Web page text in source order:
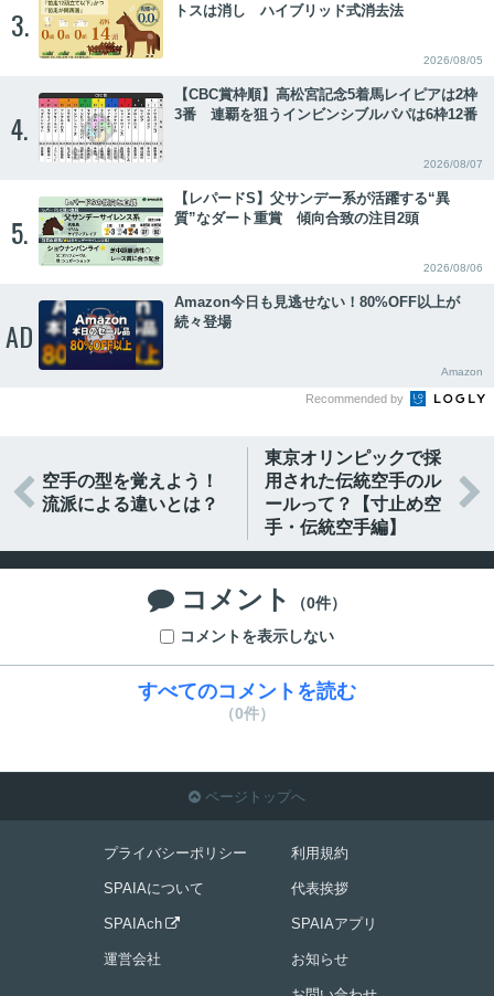
3.
トスは消し ハイブリッド式消去法
2026/08/05
4.
【CBC賞枠順】高松宮記念5着馬レイピアは2枠
3番 連覇を狙うインビンシブルパパは6枠12番
2026/08/07
5.
【レパードS】父サンデー系が活躍する“異
質”なダート重賞 傾向合致の注目2頭
2026/08/06
AD
Amazon今日も見逃せない！80%OFF以上が
続々登場
Amazon
Recommended by
 空手の型を覚えよう！
流派による違いとは？
東京オリンピックで採
用された伝統空手のル
ールって？【寸止め空
手・伝統空手編】

 コメント
（0件）
コメントを表示しない
すべてのコメントを読む
（0件）
 ページトップへ
プライバシーポリシー
SPAIAについて
SPAIAch 
運営会社
利用規約
代表挨拶
SPAIAアプリ
お知らせ